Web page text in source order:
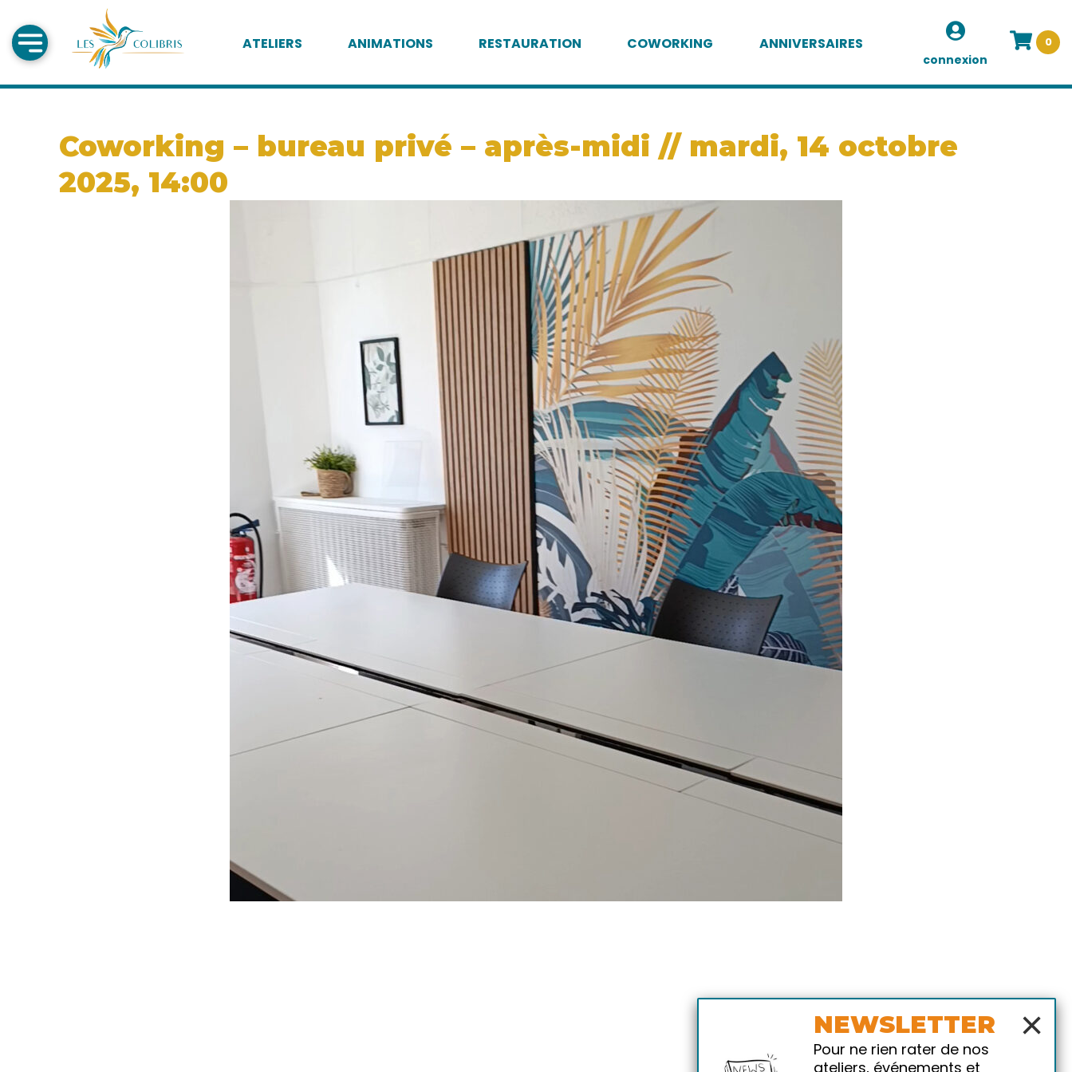
ATELIERS ANIMATIONS RESTAURATION COWORKING ANNIVERSAIRES
connexion
0
Coworking – bureau privé – après-midi // mardi, 14 octobre
2025, 14:00
×
NEWSLETTER
Pour ne rien rater de nos
ateliers, événements et